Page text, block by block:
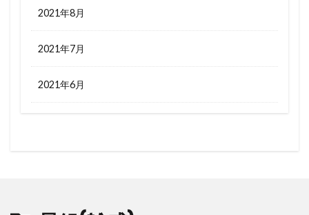
2021年8月
2021年7月
2021年6月